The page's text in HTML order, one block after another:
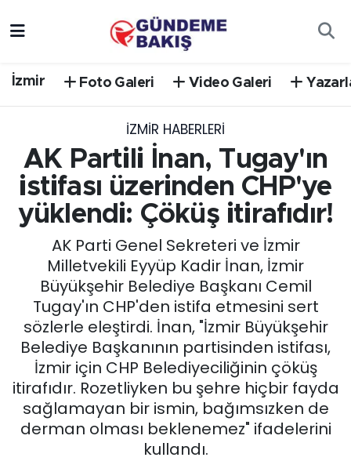
İzmir Foto Galeri Video Galeri
İZMIR HABERLERI
AK Partili İnan, Tugay'ın
istifası üzerinden CHP'ye
yüklendi: Çöküş itirafıdır!
AK Parti Genel Sekreteri ve İzmir
Milletvekili Eyyüp Kadir İnan, İzmir
Büyükşehir Belediye Başkanı Cemil
Tugay'ın CHP'den istifa etmesini sert
sözlerle eleştirdi. İnan, "İzmir Büyükşehir
Belediye Başkanının partisinden istifası,
İzmir için CHP Belediyeciliğinin çöküş
itirafıdır. Rozetliyken bu şehre hiçbir fayda
sağlamayan bir ismin, bağımsızken de
derman olması beklenemez" ifadelerini
kullandı.
EGE
EĞİTİM
EKONOMİ
English News
GÜNCEL
KÜLTÜR SANAT
MAGAZİN
Trafik Durumu
Süper Lig Puan Durumu ve Fikstür
Tüm Manşetler
Son Dakika Haberleri
Haber Arşivi